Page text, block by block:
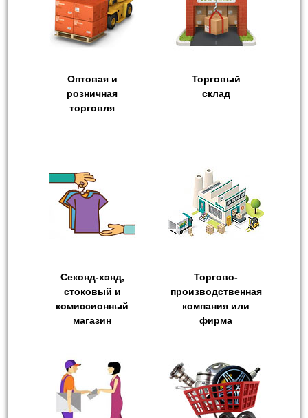
Оптовая и
розничная
торговля
Торговый
склад
Секонд-хэнд,
стоковый и
комиссионный
магазин
Торгово-
производственная
компания или
фирма